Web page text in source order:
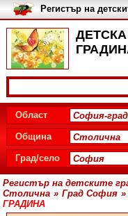
Регистър на
България
Област
Община
Град/село
Регистър на детските
Столична » Град София »
ГРАДИНА